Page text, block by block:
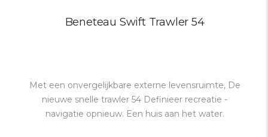
Beneteau Swift Trawler 54
Met een onvergelijkbare externe levensruimte, De
nieuwe snelle trawler 54 Definieer recreatie -
navigatie opnieuw. Een huis aan het water.